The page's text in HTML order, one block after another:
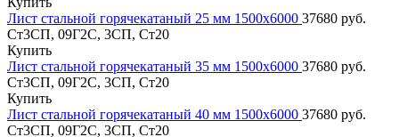
Лист стальной горячекатаный 25 мм 1500х6000 37680 руб.
Ст3СП, 09Г2С, 3СП, Ст20
Купить
Лист стальной горячекатаный 35 мм 1500х6000 37680 руб.
Ст3СП, 09Г2С, 3СП, Ст20
Купить
Лист стальной горячекатаный 40 мм 1500х6000 37680 руб.
Ст3СП, 09Г2С, 3СП, Ст20